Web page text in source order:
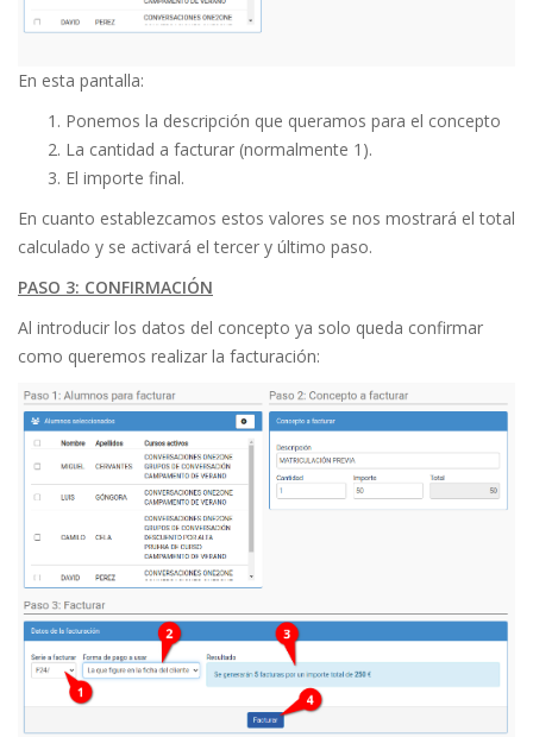
En esta pantalla:
Ponemos la descripción que queramos para el concepto
La cantidad a facturar (normalmente 1).
El importe final.
En cuanto establezcamos estos valores se nos mostrará el total
calculado y se activará el tercer y último paso.
PASO 3: CONFIRMACIÓN
Al introducir los datos del concepto ya solo queda confirmar
como queremos realizar la facturación: